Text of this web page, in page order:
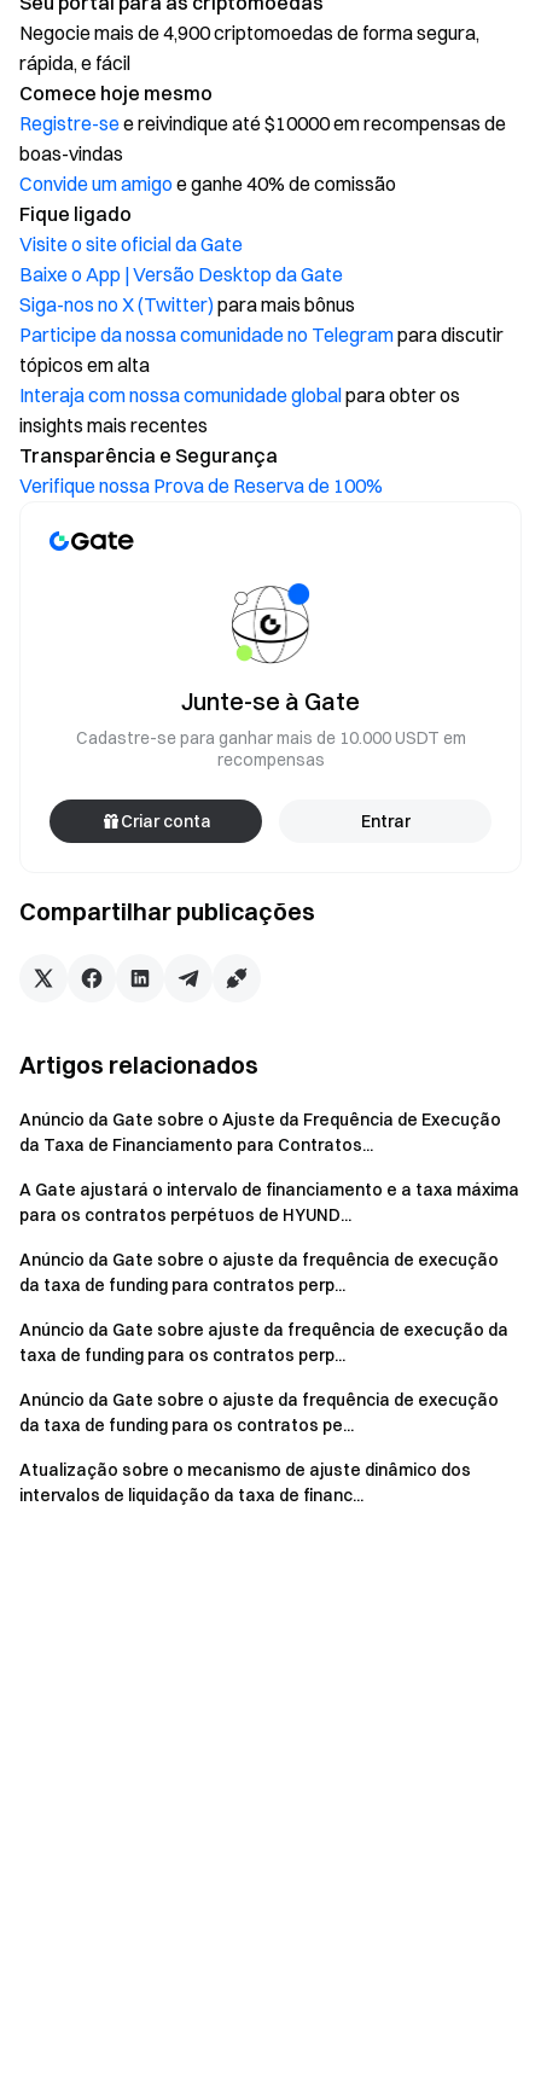
Negocie mais de 4,900 criptomoedas de forma segura,
rápida, e fácil
Comece hoje mesmo
Registre-see reivindique até $10000 em recompensas de
boas-vindas
Convide um amigo e ganhe 40% de comissão
Fique ligado
Visite o site oficial da Gate
Baixe o App | Versão Desktop da Gate
Siga-nos no X (Twitter)para mais bônus
Participe da nossa comunidade no Telegrampara discutir
tópicos em alta
Interaja com nossa comunidade globalpara obter os
insights mais recentes
Transparência e Segurança
Verifique nossa Prova de Reserva de 100%
Compartilhar publicações
Junte-se à Gate
Cadastre-se para ganhar mais de 10.000 USDT em
recompensas
Criar conta Entrar
Artigos relacionados
Anúncio da Gate sobre o Ajuste da Frequência de Execução
da Taxa de Financiamento para Contratos...
A Gate ajustará o intervalo de financiamento e a taxa máxima
para os contratos perpétuos de HYUND...
Anúncio da Gate sobre o ajuste da frequência de execução
da taxa de funding para contratos perp...
Anúncio da Gate sobre ajuste da frequência de execução da
taxa de funding para os contratos perp...
Anúncio da Gate sobre o ajuste da frequência de execução
da taxa de funding para os contratos pe...
Atualização sobre o mecanismo de ajuste dinâmico dos
intervalos de liquidação da taxa de financ...